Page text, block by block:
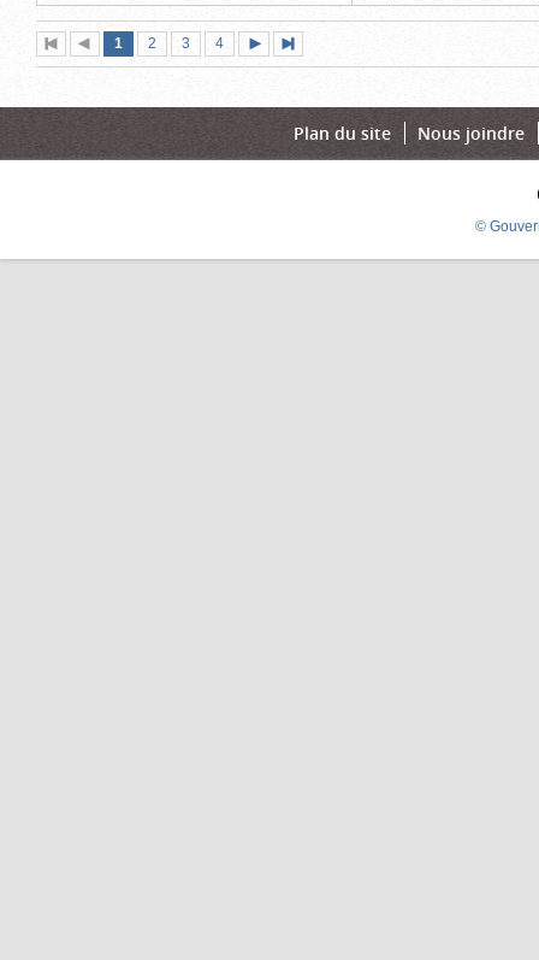
Première
page
Page
précédente
Page
1 (page
actuelle)
Page
2 Page
3 Page
4
suivante
page
Plan du site Nous joindre
©